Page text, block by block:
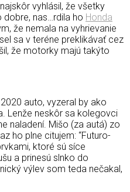
vyhlásil, že všetky
nas…rdila ho Honda
že nemala na vyhrievanie
sa v teréne preklikávať cez
že motorky majú takýto
auto, vyzeral by ako
Lenže neskôr sa kolegovci
naladení. Mišo (za autá) zo
ho plne citujem: “Futuro-
ktoré sú síce
a prinesú slnko do
výlev som teda nečakal,